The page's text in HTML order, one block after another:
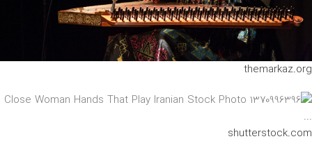
themarkaz.org
shutterstock.com